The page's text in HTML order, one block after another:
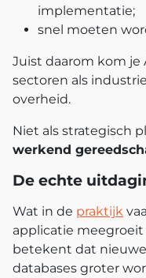
implementatie;
snel moeten
Juist daarom kom je
sectoren als
overheid.
Niet als strategisch
werkend
De echte
Wat in de praktijk
applicatie
betekent dat
databases groter